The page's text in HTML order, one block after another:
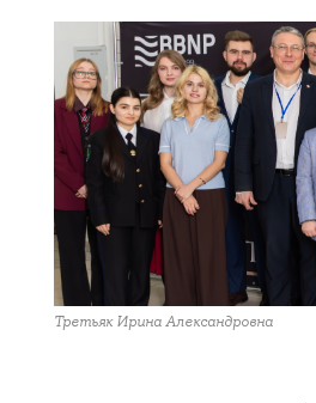
Третьяк Ирина Александровна